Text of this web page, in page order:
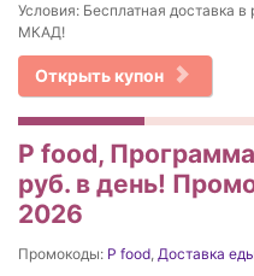
Условия: Бесплатная доставка
МКАД!
Открыть купон
P food,
руб. в день!
2026
Промокоды: P food, Доставка еды